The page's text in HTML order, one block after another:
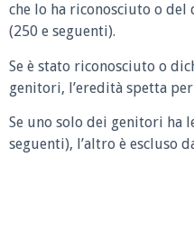
che lo ha riconosciuto o
(250 e seguenti).
Se è stato riconosciuto o
genitori, l’eredità spetta
Se uno solo dei genitori
seguenti), l’altro è escluso